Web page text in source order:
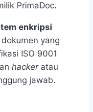
PrimaDoc.
enkripsi
yang
ISO 9001
hackeratau
jawab.